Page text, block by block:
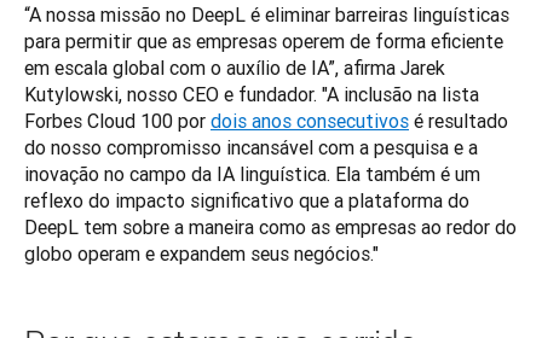
“A nossa missão no DeepL é eliminar barreiras linguísticas
para permitir que as empresas operem de forma eficiente
em escala global com o auxílio de IA”, afirma Jarek
Kutylowski, nosso CEO e fundador. "A inclusão na lista
Forbes Cloud 100 por dois anos consecutivos é resultado
do nosso compromisso incansável com a pesquisa e a
inovação no campo da IA linguística. Ela também é um
reflexo do impacto significativo que a plataforma do
DeepL tem sobre a maneira como as empresas ao redor do
globo operam e expandem seus negócios."